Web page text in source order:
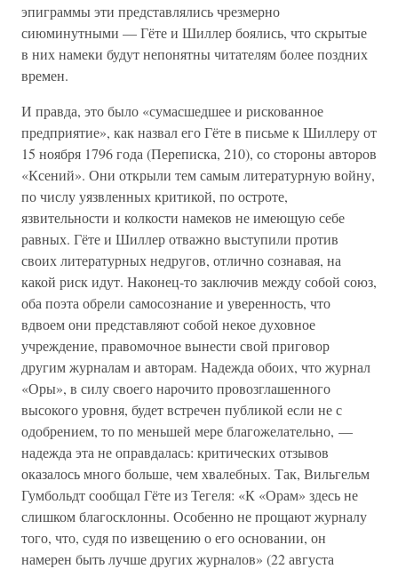
эпиграммы эти представлялись чрезмерно
сиюминутными — Гёте и Шиллер боялись, что скрытые
в них намеки будут непонятны читателям более поздних
времен.
И правда, это было «сумасшедшее и рискованное
предприятие», как назвал его Гёте в письме к Шиллеру от
15 ноября 1796 года (Переписка, 210), со стороны авторов
«Ксений». Они открыли тем самым литературную войну,
по числу уязвленных критикой, по остроте,
язвительности и колкости намеков не имеющую себе
равных. Гёте и Шиллер отважно выступили против
своих литературных недругов, отлично сознавая, на
какой риск идут. Наконец-то заключив между собой союз,
оба поэта обрели самосознание и уверенность, что
вдвоем они представляют собой некое духовное
учреждение, правомочное вынести свой приговор
другим журналам и авторам. Надежда обоих, что журнал
«Оры», в силу своего нарочито провозглашенного
высокого уровня, будет встречен публикой если не с
одобрением, то по меньшей мере благожелательно, —
надежда эта не оправдалась: критических отзывов
оказалось много больше, чем хвалебных. Так, Вильгельм
Гумбольдт сообщал Гёте из Тегеля: «К «Орам» здесь не
слишком благосклонны. Особенно не прощают журналу
того, что, судя по извещению о его основании, он
намерен быть лучше других журналов» (22 августа